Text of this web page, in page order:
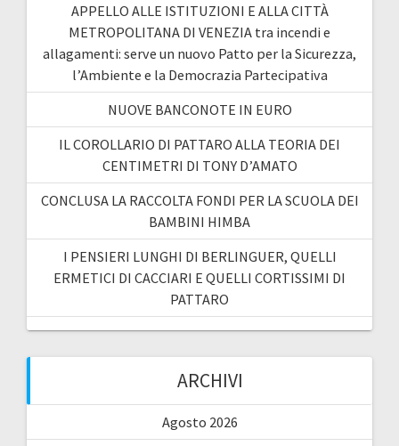
APPELLO ALLE ISTITUZIONI E ALLA CITTÀ
METROPOLITANA DI VENEZIA tra incendi e
allagamenti: serve un nuovo Patto per la Sicurezza,
l’Ambiente e la Democrazia Partecipativa
NUOVE BANCONOTE IN EURO
IL COROLLARIO DI PATTARO ALLA TEORIA DEI
CENTIMETRI DI TONY D’AMATO
CONCLUSA LA RACCOLTA FONDI PER LA SCUOLA DEI
BAMBINI HIMBA
I PENSIERI LUNGHI DI BERLINGUER, QUELLI
ERMETICI DI CACCIARI E QUELLI CORTISSIMI DI
PATTARO
ARCHIVI
Agosto 2026